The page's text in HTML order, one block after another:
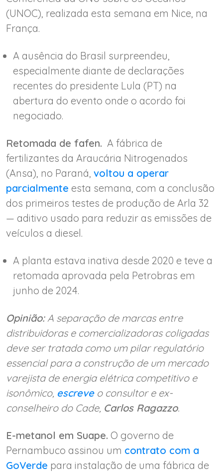
(UNOC), realizada esta semana em Nice, na
França.
A ausência do Brasil surpreendeu,
especialmente diante de declarações
recentes do presidente Lula (PT) na
abertura do evento onde o acordo foi
negociado.
Retomada de fafen. A fábrica de
fertilizantes da Araucária Nitrogenados
(Ansa), no Paraná, voltou a operar
parcialmente esta semana, com a conclusão
dos primeiros testes de produção de Arla 32
— aditivo usado para reduzir as emissões de
veículos a diesel.
A planta estava inativa desde 2020 e teve a
retomada aprovada pela Petrobras em
junho de 2024.
Opinião:A separação de marcas entre
distribuidoras e comercializadoras coligadas
deve ser tratada como um pilar regulatório
essencial para a construção de um mercado
varejista de energia elétrica competitivo e
isonômico, escreveo consultor e ex-
conselheiro do Cade, Carlos Ragazzo.
E-metanol em Suape. O governo de
Pernambuco assinou um contrato com a
GoVerde para instalação de uma fábrica de